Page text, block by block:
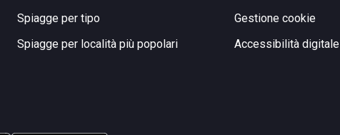
Spiagge per tipo
Spiagge per località più popolari
Gestione cookie
Accessibilità digitale